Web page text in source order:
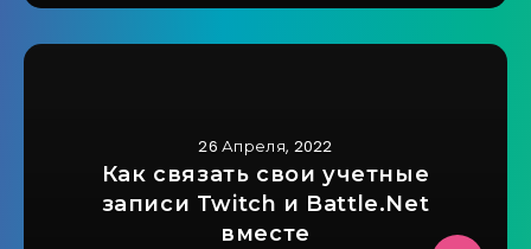
26 Апреля, 2022
Как связать свои учетные
записи Twitch и Battle.Net
вместе